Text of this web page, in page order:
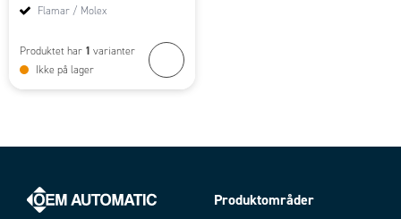
Flamar / Molex
Produktet har 1 varianter
Ikke på lager
Produktområder